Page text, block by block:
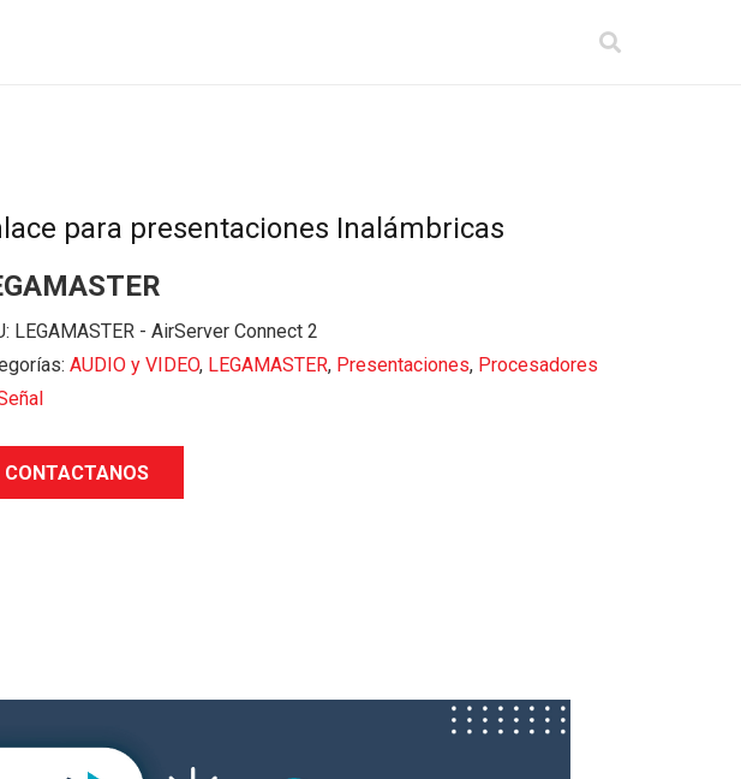
para presentaciones Inalámbricas
LEGAMASTER - AirServer Connect 2
AUDIO y VIDEO, LEGAMASTER, Presentaciones, Procesadores
CONTACTANOS